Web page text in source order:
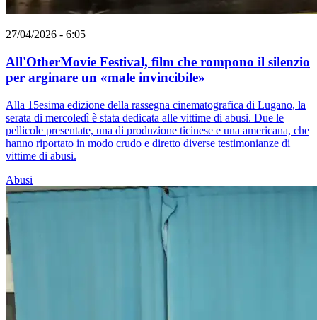
27/04/2026 - 6:05
All'OtherMovie Festival, film che rompono il silenzio
per arginare un «male invincibile»
Alla 15esima edizione della rassegna cinematografica di Lugano, la
serata di mercoledì è stata dedicata alle vittime di abusi. Due le
pellicole presentate, una di produzione ticinese e una americana, che
hanno riportato in modo crudo e diretto diverse testimonianze di
vittime di abusi.
Abusi